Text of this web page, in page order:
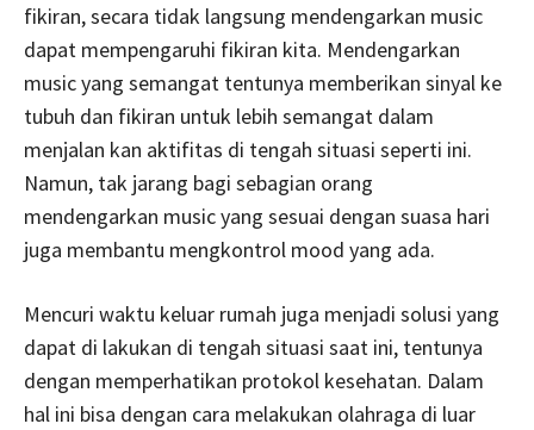
fikiran, secara tidak langsung mendengarkan music
dapat mempengaruhi fikiran kita. Mendengarkan
music yang semangat tentunya memberikan sinyal ke
tubuh dan fikiran untuk lebih semangat dalam
menjalan kan aktifitas di tengah situasi seperti ini.
Namun, tak jarang bagi sebagian orang
mendengarkan music yang sesuai dengan suasa hari
juga membantu mengkontrol mood yang ada.
Mencuri waktu keluar rumah juga menjadi solusi yang
dapat di lakukan di tengah situasi saat ini, tentunya
dengan memperhatikan protokol kesehatan. Dalam
hal ini bisa dengan cara melakukan olahraga di luar